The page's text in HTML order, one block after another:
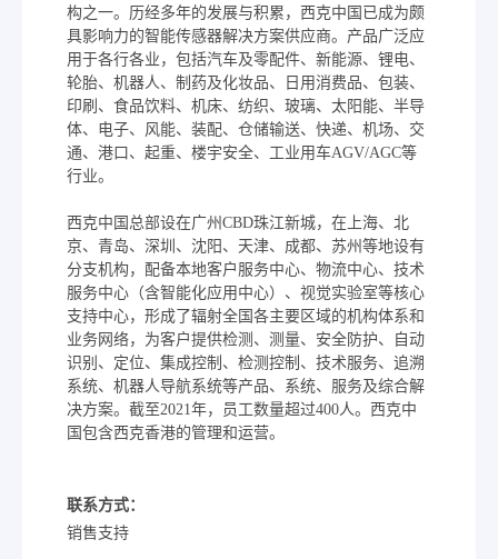
构之一。历经多年的发展与积累，西克中国已成为颇
具影响力的智能传感器解决方案供应商。产品广泛应
用于各行各业，包括汽车及零配件、新能源、锂电、
轮胎、机器人、制药及化妆品、日用消费品、包装、
印刷、食品饮料、机床、纺织、玻璃、太阳能、半导
体、电子、风能、装配、仓储输送、快递、机场、交
通、港口、起重、楼宇安全、工业用车AGV/AGC等
行业。
西克中国总部设在广州CBD珠江新城，在上海、北
京、青岛、深圳、沈阳、天津、成都、苏州等地设有
分支机构，配备本地客户服务中心、物流中心、技术
服务中心（含智能化应用中心）、视觉实验室等核心
支持中心，形成了辐射全国各主要区域的机构体系和
业务网络，为客户提供检测、测量、安全防护、自动
识别、定位、集成控制、检测控制、技术服务、追溯
系统、机器人导航系统等产品、系统、服务及综合解
决方案。截至2021年，员工数量超过400人。西克中
国包含西克香港的管理和运营。
联系方式：
销售支持